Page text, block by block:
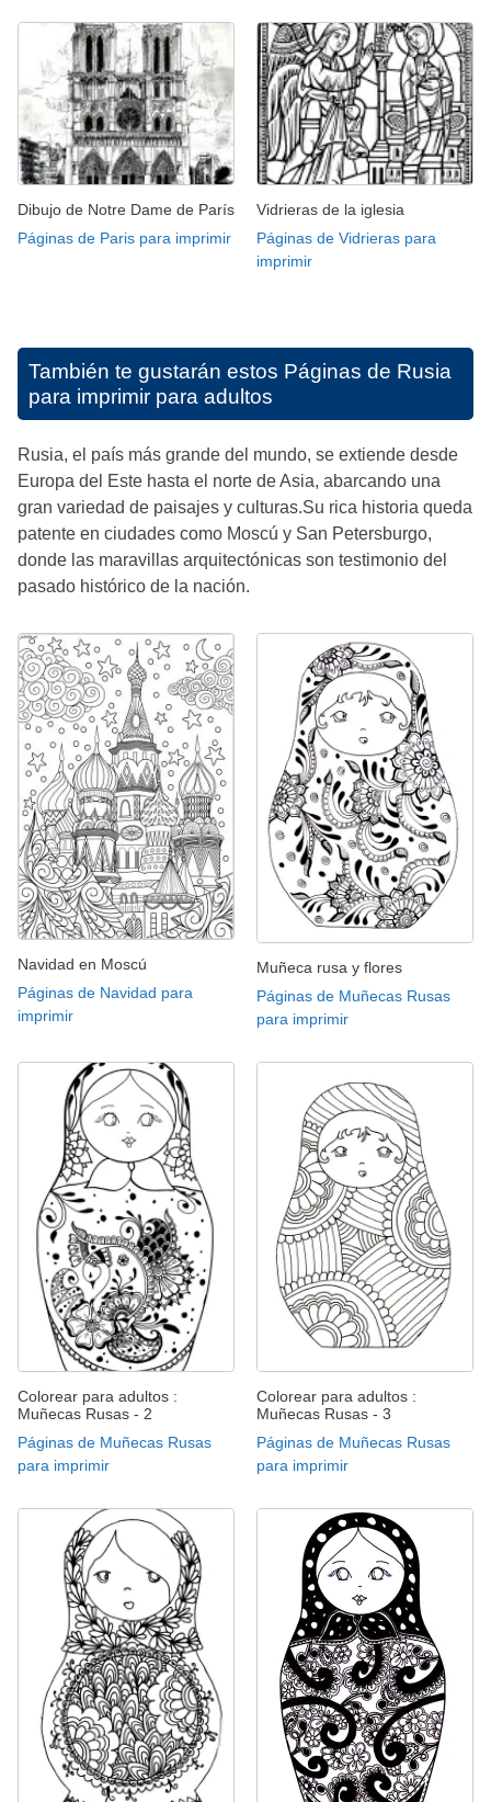
Dibujo de Notre Dame de París
Páginas de Paris para imprimir
Vidrieras de la iglesia
Páginas de Vidrieras para
imprimir
También te gustarán estos Páginas de Rusia
para imprimir para adultos
Rusia, el país más grande del mundo, se extiende desde
Europa del Este hasta el norte de Asia, abarcando una
gran variedad de paisajes y culturas.Su rica historia queda
patente en ciudades como Moscú y San Petersburgo,
donde las maravillas arquitectónicas son testimonio del
pasado histórico de la nación.
Navidad en Moscú
Páginas de Navidad para
imprimir
Muñeca rusa y flores
Páginas de Muñecas Rusas
para imprimir
Colorear para adultos :
Muñecas Rusas - 2
Páginas de Muñecas Rusas
para imprimir
Colorear para adultos :
Muñecas Rusas - 3
Páginas de Muñecas Rusas
para imprimir